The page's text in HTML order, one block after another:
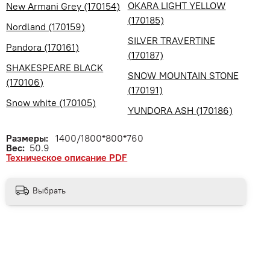
New Armani Grey (170154)
Nordland (170159)
Pandora (170161)
SHAKESPEARE BLACK
(170106)
Snow white (170105)
OKARA LIGHT YELLOW
(170185)
SILVER TRAVERTINE
(170187)
SNOW MOUNTAIN STONE
(170191)
YUNDORA ASH (170186)
Размеры:
1400/1800*800*760
Вес: 50.9
Техническое описание PDF
Выбрать